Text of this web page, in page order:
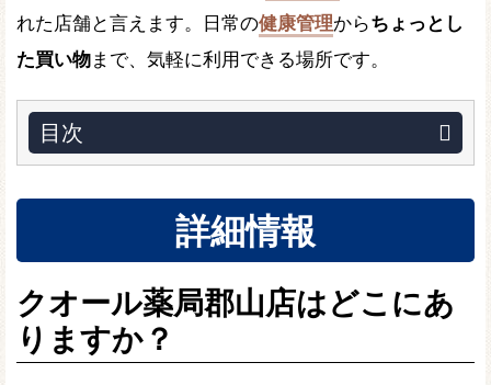
れた店舗と言えます。日常の健康管理からちょっとし
た買い物まで、気軽に利用できる場所です。
目次
詳細情報
クオール薬局郡山店はどこにあ
りますか？